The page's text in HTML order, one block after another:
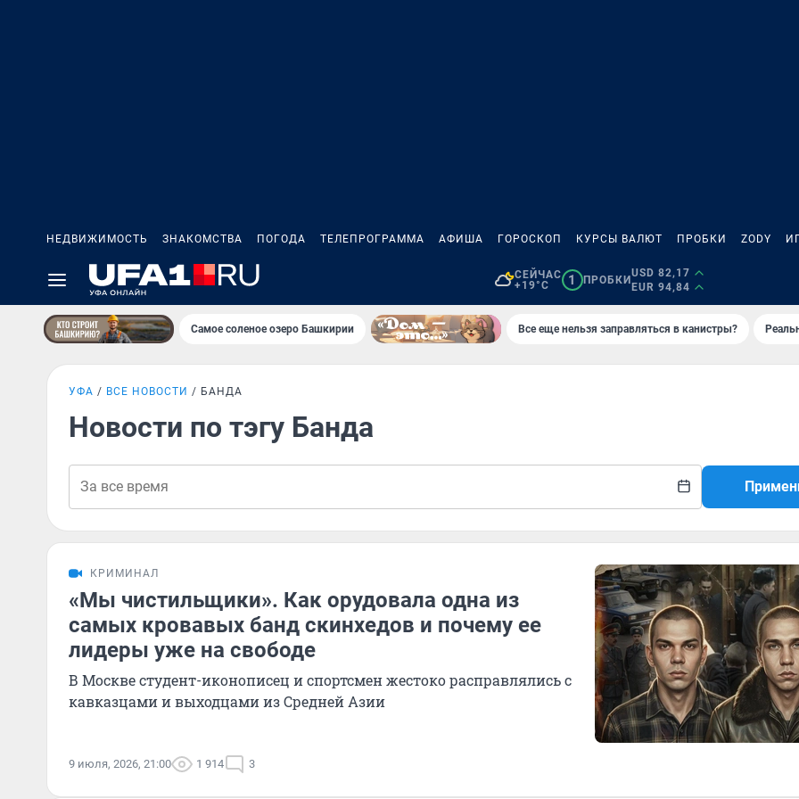
НЕДВИЖИМОСТЬ ЗНАКОМСТВА ПОГОДА ТЕЛЕПРОГРАММА АФИША ГОРОСКОП КУРСЫ ВАЛЮТ ПРОБКИ ZODY
СЕЙЧАС
+19°C
1 ПРОБКИ
USD 82,17
EUR 94,84
Самое соленое озеро Башкирии Все еще нельзя заправляться в канистры?
УФА ВСЕ НОВОСТИ БАНДА
Новости по тэгу Банда
КРИМИНАЛ
«Мы чистильщики». Как орудовала одна из
самых кровавых банд скинхедов и почему ее
лидеры уже на свободе
В Москве студент-иконописец и спортсмен жестоко расправлялись с
кавказцами и выходцами из Средней Азии
9 июля, 2026, 21:00 1 914 3